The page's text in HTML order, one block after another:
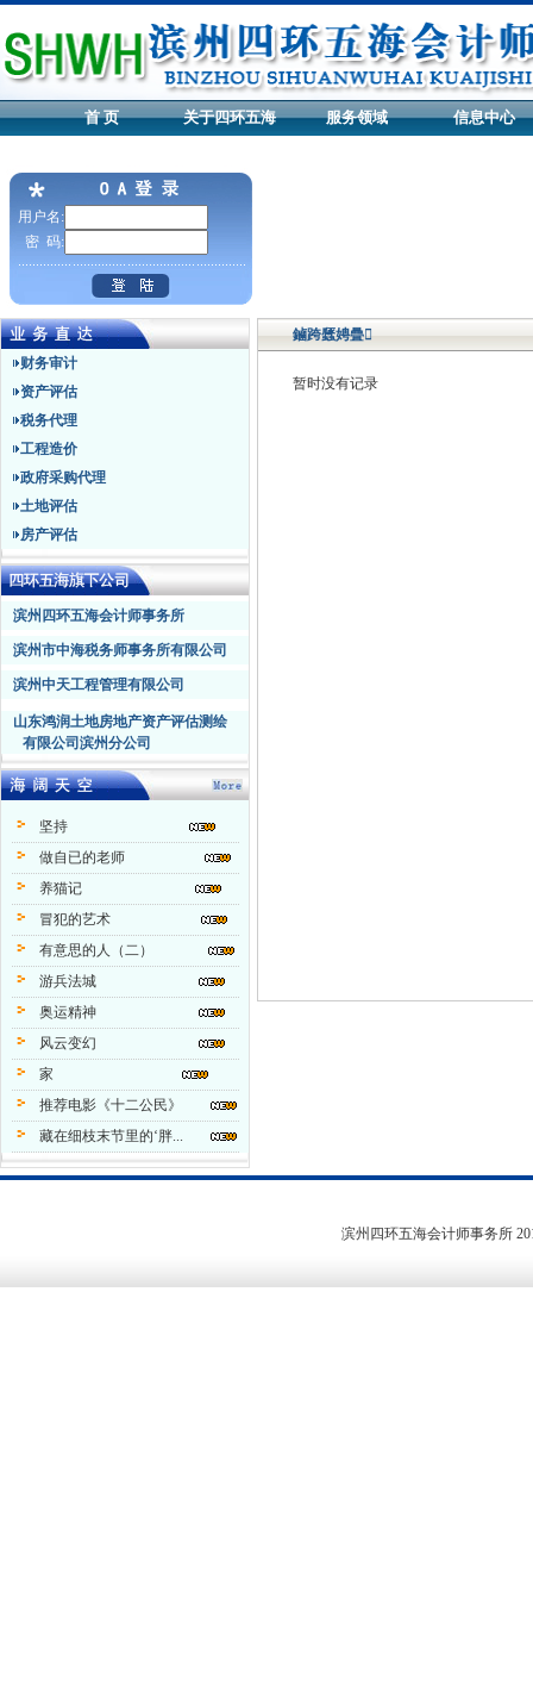
首 页 关于四环五海 服务领域 信息中心
用户名:
密 码:
财务审计
资产评估
税务代理
工程造价
政府采购代理
土地评估
房产评估
滨州四环五海会计师事务所
滨州市中海税务师事务所有限公司
滨州中天工程管理有限公司
山东鸿润土地房地产资产评估测绘
有限公司滨州分公司
坚持
做自已的老师
养猫记
冒犯的艺术
有意思的人（二）
游兵法城
奥运精神
风云变幻
家
推荐电影《十二公民》
藏在细枝末节里的‘胖...
鏀跨瓥娉曡
暂时没有记录
滨州四环五海会计师事务所